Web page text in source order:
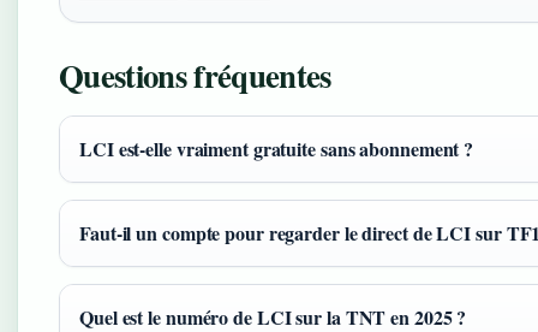
Questions fréquentes
LCI est-elle vraiment gratuite sans abonnement ?
Faut-il un compte pour regarder le direct de LCI sur
Quel est le numéro de LCI sur la TNT en 2025 ?